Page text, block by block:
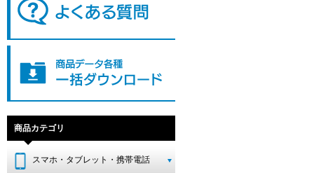
商品カテゴリ
スマホ・タブレット・携帯電話